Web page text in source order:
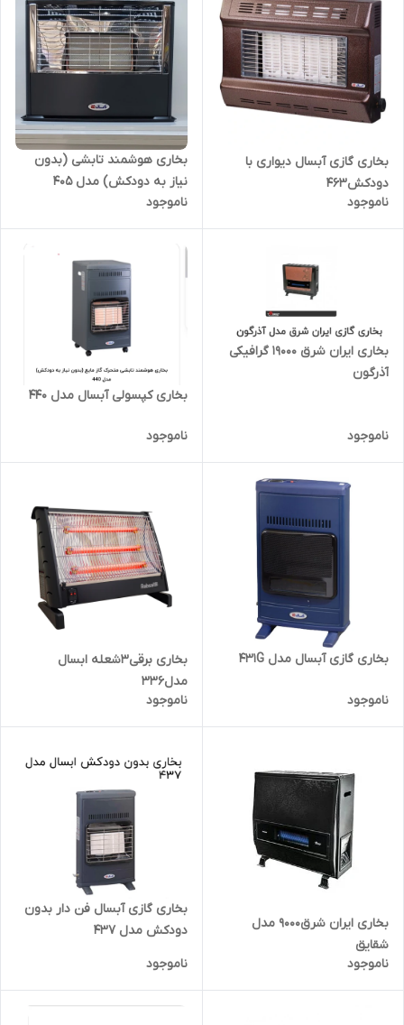
بخاری گازی آبسال دیواری با
دودکش463
ناموجود
بخاری هوشمند تابشی (بدون
نیاز به دودکش) مدل 405
ناموجود
بخاری ایران شرق 19000 گرافیکی
آذرگون
ناموجود
بخاری کپسولی آبسال مدل 440
ناموجود
بخاری گازی آبسال مدل 431G
ناموجود
بخاری برقی3شعله ابسال
مدل336
ناموجود
بخاری ایران شرق9000 مدل
شقایق
ناموجود
بخاری گازی آبسال فن دار بدون
دودکش مدل 437
ناموجود